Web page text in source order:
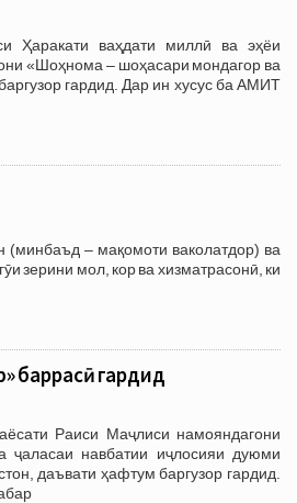
ваҳдати миллӣ ва эҳёи
«Шоҳнома – шоҳасари мондагор ва
гардид. Дар ин хусус ба АМИТ
(минбаъд – мақомоти ваколатдор) ва
зерини мол, кор ва хизматрасонӣ, ки
баррасӣ гардид
Раиси Маҷлиси намояндагони
ҷаласаи навбатии иҷлосияи дуюми
даъвати ҳафтум баргузор гардид.